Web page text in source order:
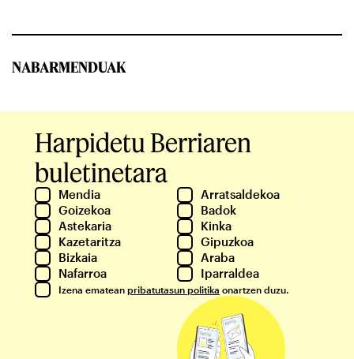
NABARMENDUAK
Harpidetu Berriaren
buletinetara
Mendia
Arratsaldekoa
Goizekoa
Badok
Astekaria
Kinka
Kazetaritza
Gipuzkoa
Bizkaia
Araba
Nafarroa
Iparraldea
Izena ematean pribatutasun politika onartzen duzu.